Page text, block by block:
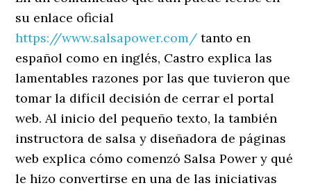
su enlace oficial
https://www.salsapower.com/ tanto en
español como en inglés, Castro explica las
lamentables razones por las que tuvieron que
tomar la difícil decisión de cerrar el portal
web. Al inicio del pequeño texto, la también
instructora de salsa y diseñadora de páginas
web explica cómo comenzó Salsa Power y qué
le hizo convertirse en una de las iniciativas